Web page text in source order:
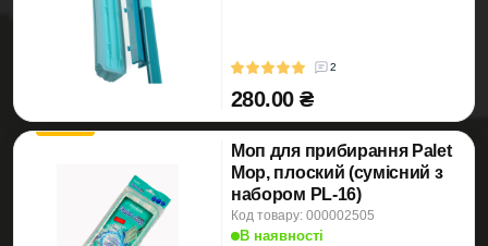
2
280.00 ₴
Моп для прибирання Palet
Mop, плоский (сумісний з
набором PL-16)
Код товару: 000002505
В наявності